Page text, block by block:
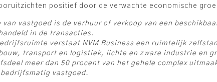
positief door de verwachte economische
van vastgoed is de verhuur of verkoop van een
in de transacties.
verstaat NVM Business een ruimtelijk
transport en logistiek, lichte en zware industrie en
meer dan 50 procent van het gehele complex
vastgoed.